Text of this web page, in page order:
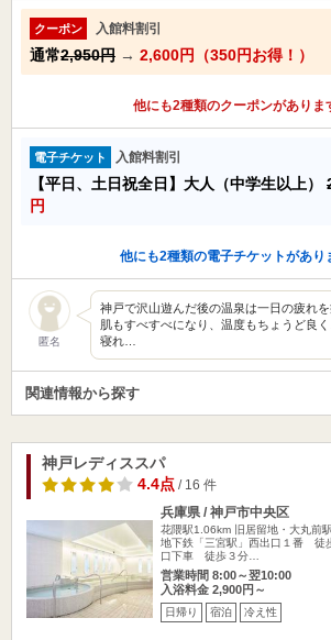
クーポン 入館料割引
通常2,950円 → 2,600円（350円お得！）
他にも2種類のクーポンがありま
電子チケット 入館料割引
【平日、土日祝全日】大人（中学生以上）
円
他にも2種類の電子チケットがあり
匿名
神戸で沢山遊んだ後の温泉は一日の疲れ
肌もすべすべになり、温度もちょうど良
寝れ…
関連情報から探す
神戸レディススパ
4.4点/ 16 件
兵庫県 / 神戸市中央区
花隈駅1.06km
旧居留地・大丸前
地下鉄「三宮駅」西出口１番 徒
口下車 徒歩３分…
営業時間 8:00～翌10:00
入浴料金 2,900円～
日帰り 宿泊 冷え性